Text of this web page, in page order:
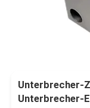
Unterbrecher-
Unterbrecher-